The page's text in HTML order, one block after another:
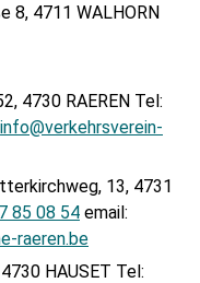
8, 4711 WALHORN
4730 RAEREN Tel:
info@verkehrsverein-
13, 4731
85 08 54 email:
raeren.be
HAUSET Tel: